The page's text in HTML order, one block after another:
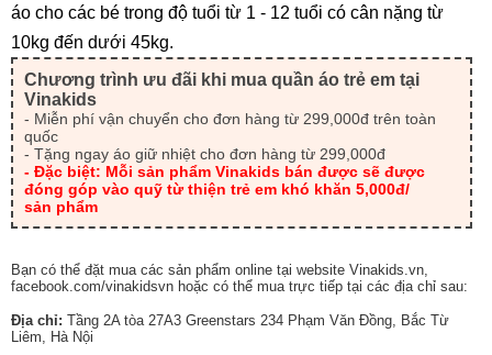
áo cho các bé trong độ tuổi từ 1 - 12 tuổi có cân nặng từ
10kg đến dưới 45kg.
Chương trình ưu đãi khi mua quần áo trẻ em tại
Vinakids
- Miễn phí vận chuyển cho đơn hàng từ 299,000đ trên toàn
quốc
- Tặng ngay áo giữ nhiệt cho đơn hàng từ 299,000đ
- Đặc biệt: Mỗi sản phẩm Vinakids bán được sẽ được
đóng góp vào quỹ từ thiện trẻ em khó khăn 5,000đ/
sản phẩm
Bạn có thể đặt mua các sản phẩm online tại website Vinakids.vn,
facebook.com/vinakidsvn hoặc có thể mua trực tiếp tại các địa chỉ sau:
Địa chỉ: Tầng 2A tòa 27A3 Greenstars 234 Phạm Văn Đồng, Bắc Từ
Liêm, Hà Nội